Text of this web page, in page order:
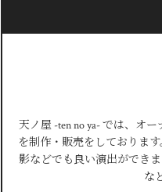
天ノ屋 -ten no ya- では、オ
を制作・販売をしておりま
影などでも良い演出ができ
な